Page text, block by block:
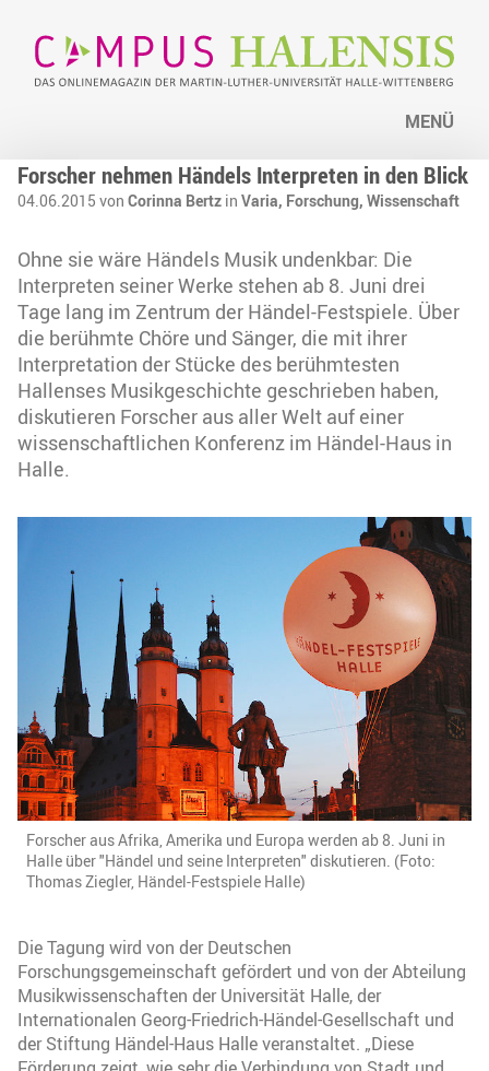
MENÜ
Forscher nehmen Händels Interpreten in den Blick
04.06.2015 von Corinna Bertz in Varia, Forschung, Wissenschaft
Ohne sie wäre Händels Musik undenkbar: Die
Interpreten seiner Werke stehen ab 8. Juni drei
Tage lang im Zentrum der Händel-Festspiele. Über
die berühmte Chöre und Sänger, die mit ihrer
Interpretation der Stücke des berühmtesten
Hallenses Musikgeschichte geschrieben haben,
diskutieren Forscher aus aller Welt auf einer
wissenschaftlichen Konferenz im Händel-Haus in
Halle.
Forscher aus Afrika, Amerika und Europa werden ab 8. Juni in
Halle über "Händel und seine Interpreten" diskutieren. (Foto:
Thomas Ziegler, Händel-Festspiele Halle)
Die Tagung wird von der Deutschen
Forschungsgemeinschaft gefördert und von der Abteilung
Musikwissenschaften der Universität Halle, der
Internationalen Georg-Friedrich-Händel-Gesellschaft und
der Stiftung Händel-Haus Halle veranstaltet. „Diese